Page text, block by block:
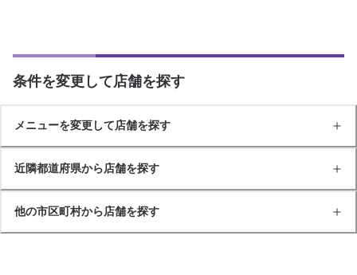
条件を変更して店舗を探す
メニューを変更して店舗を探す
近隣都道府県から店舗を探す
他の市区町村から店舗を探す